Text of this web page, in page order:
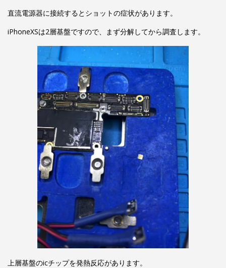
直流電源器に接続するとショットの症状があります。
iPhoneXSは2層基盤ですので、まず分解してから調査します。
上層基盤のicチップを発熱反応があります。